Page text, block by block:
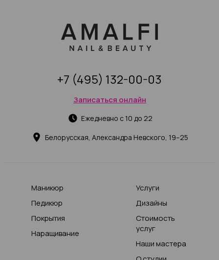
Белорусская, Александра Невского, 19–25
Ежедневно с 10 до 22
Записаться онлайн
+7 (495) 132-00-03
Маникюр
Педикюр
Покрытия
Наращивание
Услуги
Дизайны
Стоимость
услуг
Наши мастера